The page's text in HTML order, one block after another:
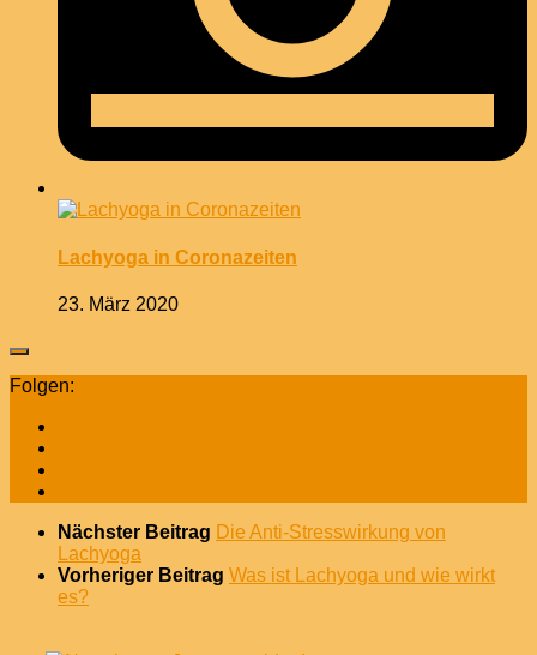
Lachyoga in Coronazeiten
23. März 2020
Folgen:
Nächster Beitrag Die Anti-Stresswirkung von
Lachyoga
Vorheriger Beitrag Was ist Lachyoga und wie wirkt
es?